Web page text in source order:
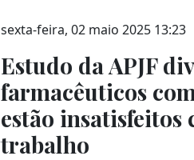
sexta-feira, 02 maio 2025 13:23
Estudo da APJF
farmacêuticos
estão insatisfeitos
trabalho